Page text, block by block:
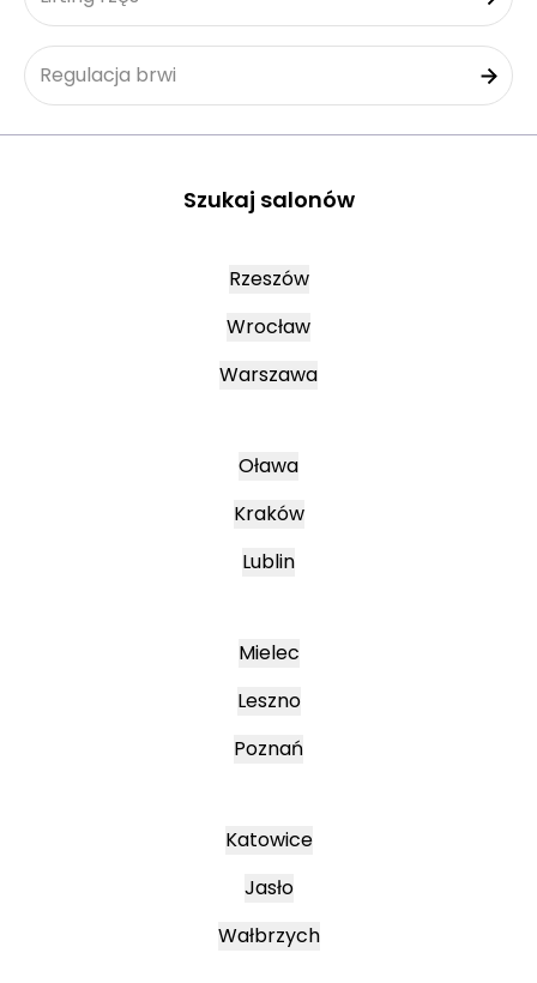
Regulacja brwi
Szukaj salonów
Rzeszów
Wrocław
Warszawa
Oława
Kraków
Lublin
Mielec
Leszno
Poznań
Katowice
Jasło
Wałbrzych